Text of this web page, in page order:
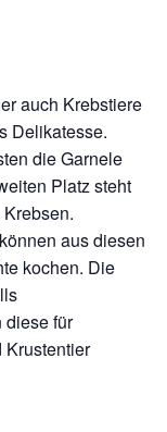
auch Krebstiere
Delikatesse.
die Garnele
Platz steht
aus diesen
kochen. Die
diese für
Krustentier